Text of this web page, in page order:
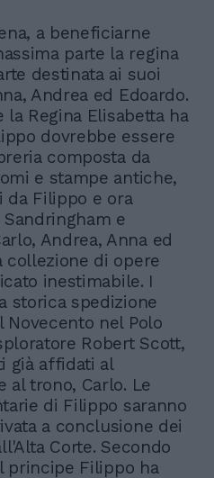
a beneficiarne
parte la regina
destinata ai suoi
Andrea ed Edoardo.
Regina Elisabetta ha
dovrebbe essere
composta da
e stampe antiche,
da Filippo e ora
e
Andrea, Anna ed
collezione di opere
inestimabile. I
storica spedizione
nel Polo
Robert Scott,
già affidati al
al trono, Carlo. Le
di Filippo saranno
a conclusione dei
Corte. Secondo
principe Filippo ha